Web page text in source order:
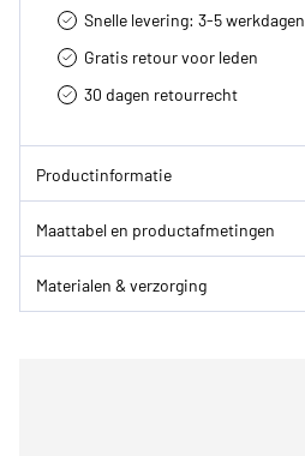
Snelle levering: 3-5 werkdagen
Gratis retour voor leden
30 dagen retourrecht­
Productinformatie
Maattabel en productafmetingen
Materialen & verzorging